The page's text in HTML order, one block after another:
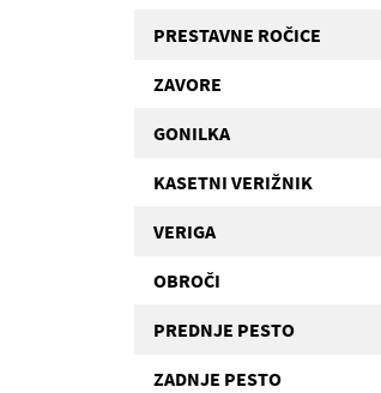
PRESTAVNE ROČICE
ZAVORE
GONILKA
KASETNI VERIŽNIK
VERIGA
OBROČI
PREDNJE PESTO
ZADNJE PESTO